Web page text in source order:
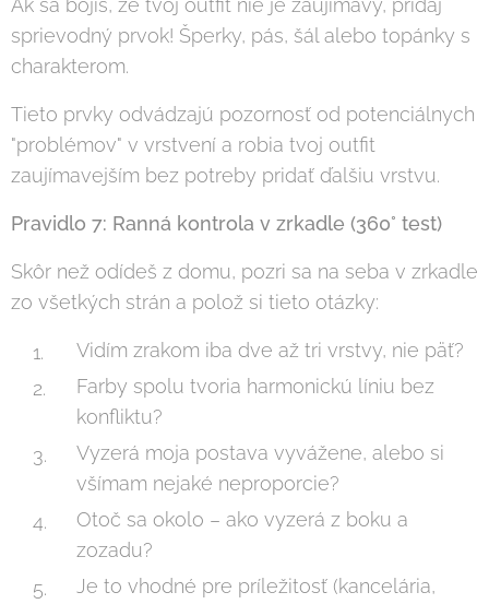
Ak sa bojíš, že tvoj outfit nie je zaujímavý, pridaj
sprievodný prvok! Šperky, pás, šál alebo topánky s
charakterom.
Tieto prvky odvádzajú pozornosť od potenciálnych
"problémov" v vrstvení a robia tvoj outfit
zaujímavejším bez potreby pridať ďalšiu vrstvu.
Pravidlo 7: Ranná kontrola v zrkadle (360° test)
Skôr než odídeš z domu, pozri sa na seba v zrkadle
zo všetkých strán a polož si tieto otázky:
Vidím zrakom iba dve až tri vrstvy, nie päť?
Farby spolu tvoria harmonickú líniu bez
konfliktu?
Vyzerá moja postava vyvážene, alebo si
všímam nejaké neproporcie?
Otoč sa okolo – ako vyzerá z boku a
zozadu?
Je to vhodné pre príležitosť (kancelária,